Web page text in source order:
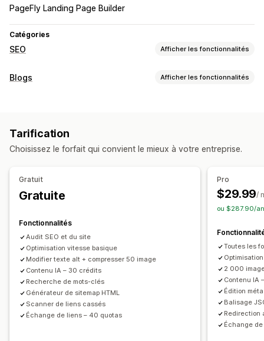
PageFly Landing Page Builder
Catégories
SEO Afficher les fonctionnalités
Outils SEO
Balises méta JSON-LD
Édition en bloc
Génération IA SEO local Pages AMP
Optimisation de vitesse
Optimisation de métadonnées
Suivi des performances
Note SEO Audits Informations et conseils
Analyses de données Analyses de la concurrence
Analyses de mots-clés
Suivi
Suivi du classement Suivi des conversions
Trafic du site web
Blogs Afficher les fonctionnalités
Génération basée sur l’IA
Traduction
Produits intégrés Images Vidéos intégrées
Balises alt
Optimisation d’URL
Options d’affichage
Barre de recherche
Publications associées Filtrage
Tarification
Choisissez le forfait qui convient le mieux à votre entreprise.
Gratuit
Gratuite
Fonctionnalités
Audit SEO et du site
Optimisation vitesse basique
Modifier texte alt + compresser 50 image
Contenu IA – 30 crédits
Recherche de mots-clés
Générateur de sitemap HTML
Scanner de liens cassés
Échange de liens – 40 quotas
Pro
$29.99/
ou $287.90/
Toutes les
2 000
Contenu IA
Édition
Balisage
Redirection
Échange